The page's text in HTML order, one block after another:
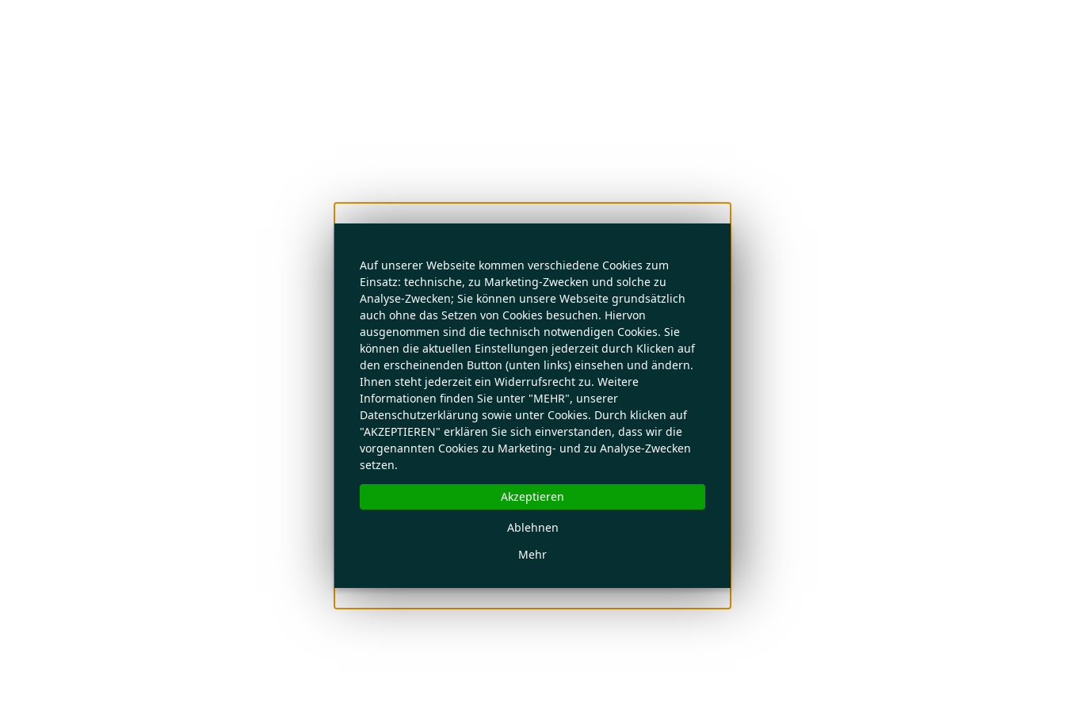
Auf unserer Webseite kommen verschiedene Cookies zum
Einsatz: technische, zu Marketing-Zwecken und solche zu
Analyse-Zwecken; Sie können unsere Webseite grundsätzlich
auch ohne das Setzen von Cookies besuchen. Hiervon
ausgenommen sind die technisch notwendigen Cookies. Sie
können die aktuellen Einstellungen jederzeit durch Klicken auf
den erscheinenden Button (unten links) einsehen und ändern.
Ihnen steht jederzeit ein Widerrufsrecht zu. Weitere
Informationen finden Sie unter "MEHR", unserer
Datenschutzerklärung sowie unter Cookies. Durch klicken auf
"AKZEPTIEREN" erklären Sie sich einverstanden, dass wir die
vorgenannten Cookies zu Marketing- und zu Analyse-Zwecken
setzen.
Mehr
Ablehnen
Akzeptieren